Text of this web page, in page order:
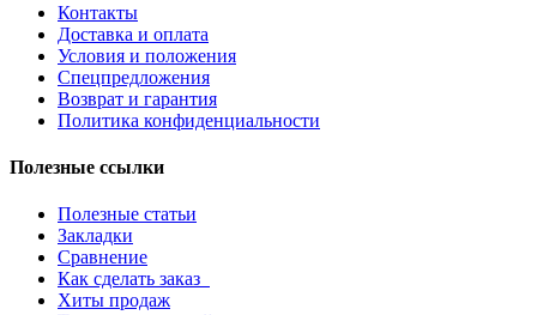
Контакты
Доставка и оплата
Условия и положения
Спецпредложения
Возврат и гарантия
Политика конфиденциальности
Полезные ссылки
Полезные статьи
Закладки
Сравнение
Как сделать заказ
Хиты продаж